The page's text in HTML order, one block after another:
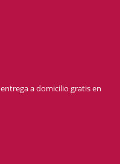
a domicilio gratis en